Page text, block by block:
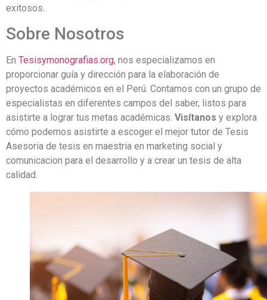
exitosos.
Sobre Nosotros
En Tesisymonografias.org, nos especializamos en
proporcionar guía y dirección para la elaboración de
proyectos académicos en el Perú. Contamos con un grupo de
especialistas en diferentes campos del saber, listos para
asistirte a lograr tus metas académicas. Visítanos y explora
cómo podemos asistirte a escoger el mejor tutor de Tesis
Asesoria de tesis en maestria en marketing social y
comunicacion para el desarrollo y a crear un tesis de alta
calidad.